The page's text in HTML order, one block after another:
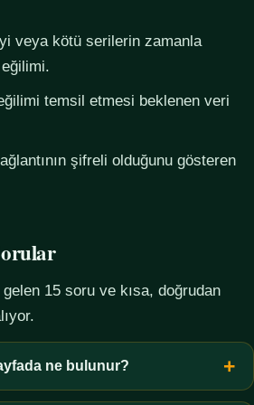
veya kötü serilerin zamanla
temsil etmesi beklenen veri
şifreli olduğunu gösteren
15 soru ve kısa, doğrudan
ne bulunur?
bilgi, terim açıklamaları, veri